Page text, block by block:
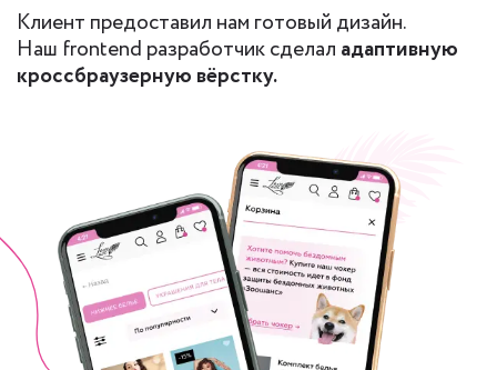
Клиент предоставил нам готовый дизайн.
Наш frontend разработчик сделал адаптивную
кроссбраузерную вёрстку.